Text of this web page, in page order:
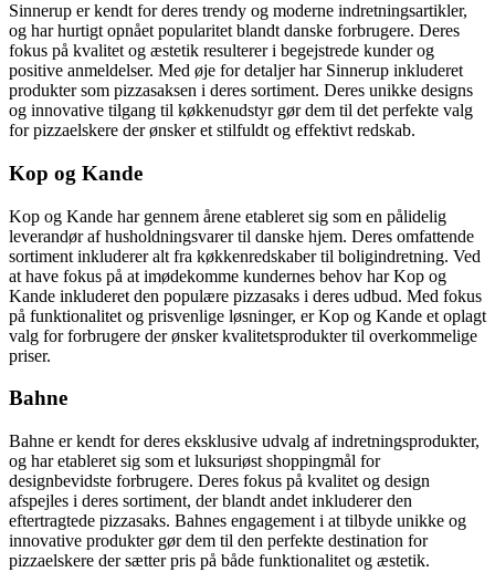
Sinnerup er kendt for deres trendy og moderne indretningsartikler,
og har hurtigt opnået popularitet blandt danske forbrugere. Deres
fokus på kvalitet og æstetik resulterer i begejstrede kunder og
positive anmeldelser. Med øje for detaljer har Sinnerup inkluderet
produkter som pizzasaksen i deres sortiment. Deres unikke designs
og innovative tilgang til køkkenudstyr gør dem til det perfekte valg
for pizzaelskere der ønsker et stilfuldt og effektivt redskab.
Kop og Kande
Kop og Kande har gennem årene etableret sig som en pålidelig
leverandør af husholdningsvarer til danske hjem. Deres omfattende
sortiment inkluderer alt fra køkkenredskaber til boligindretning. Ved
at have fokus på at imødekomme kundernes behov har Kop og
Kande inkluderet den populære pizzasaks i deres udbud. Med fokus
på funktionalitet og prisvenlige løsninger, er Kop og Kande et oplagt
valg for forbrugere der ønsker kvalitetsprodukter til overkommelige
priser.
Bahne
Bahne er kendt for deres eksklusive udvalg af indretningsprodukter,
og har etableret sig som et luksuriøst shoppingmål for
designbevidste forbrugere. Deres fokus på kvalitet og design
afspejles i deres sortiment, der blandt andet inkluderer den
eftertragtede pizzasaks. Bahnes engagement i at tilbyde unikke og
innovative produkter gør dem til den perfekte destination for
pizzaelskere der sætter pris på både funktionalitet og æstetik.